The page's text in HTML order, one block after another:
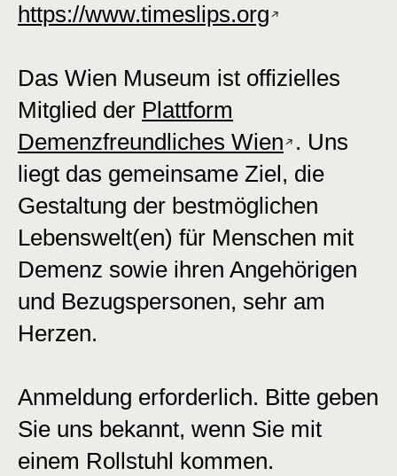
https://www.timeslips.org
Das Wien Museum ist offizielles
Mitglied der Plattform
Demenzfreundliches Wien . Uns
liegt das gemeinsame Ziel, die
Gestaltung der bestmöglichen
Lebenswelt(en) für Menschen mit
Demenz sowie ihren Angehörigen
und Bezugspersonen, sehr am
Herzen.
Anmeldung erforderlich. Bitte geben
Sie uns bekannt, wenn Sie mit
einem Rollstuhl kommen.